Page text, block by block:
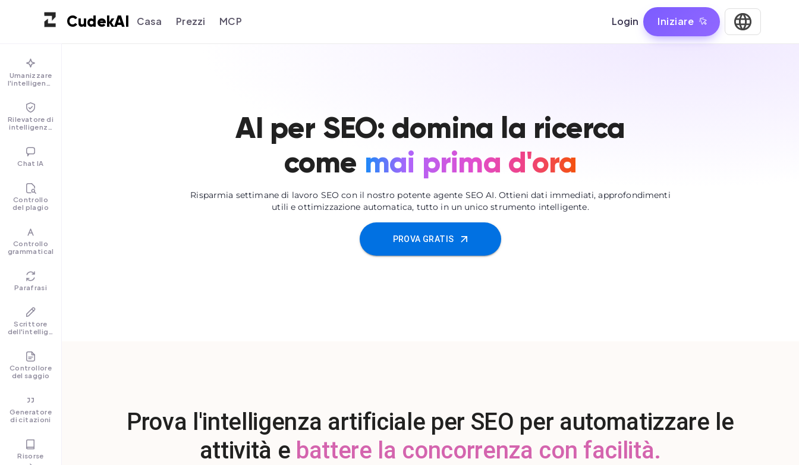
CudekAI Casa Prezzi MCP Login Iniziare
Umanizzare
l'intelligenza
Rilevatore di
intelligenza
Chat IA
Controllo
del plagio
Controllo
grammaticale
Parafrasi
Scrittore
dell'intelligenza
Controllore
del saggio
Generatore
di citazioni
Risorse
AI per SEO: domina la ricerca
come mai prima d'ora
Risparmia settimane di lavoro SEO con il nostro potente agente SEO AI. Ottieni dati immediati, approfondimenti
utili e ottimizzazione automatica, tutto in un unico strumento intelligente.
PROVA GRATIS
Prova l'intelligenza artificiale per SEO per automatizzare le
attività e battere la concorrenza con facilità.